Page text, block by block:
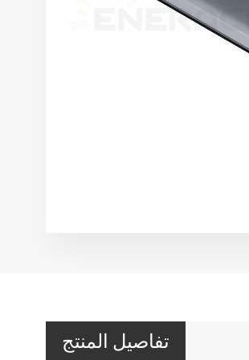
تفاصيل المنتج